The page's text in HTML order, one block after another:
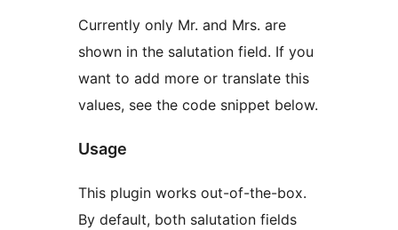
Currently only Mr. and Mrs. are
shown in the salutation field. If you
want to add more or translate this
values, see the code snippet below.
Usage
This plugin works out-of-the-box.
By default, both salutation fields